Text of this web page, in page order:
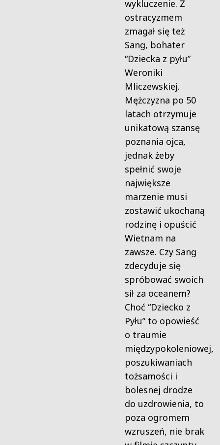
wykluczenie. Z
ostracyzmem
zmagał się też
Sang, bohater
“Dziecka z pyłu”
Weroniki
Mliczewskiej.
Mężczyzna po 50
latach otrzymuje
unikatową szansę
poznania ojca,
jednak żeby
spełnić swoje
największe
marzenie musi
zostawić ukochaną
rodzinę i opuścić
Wietnam na
zawsze. Czy Sang
zdecyduje się
spróbować swoich
sił za oceanem?
Choć “Dziecko z
Pyłu” to opowieść
o traumie
międzypokoleniowej,
poszukiwaniach
tożsamości i
bolesnej drodze
do uzdrowienia, to
poza ogromem
wzruszeń, nie brak